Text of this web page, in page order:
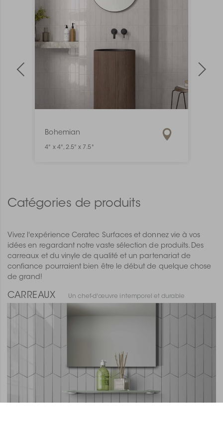
Bohemian
4" x 4", 2.5" x 7.5"
Catégories de produits
Vivez l'expérience Ceratec Surfaces et donnez vie à vos
idées en regardant notre vaste sélection de produits. Des
carreaux et du vinyle de qualité et un partenariat de
confiance pourraient bien être le début de quelque chose
de grand!
CARREAUX Un chef-d'œuvre intemporel et durable